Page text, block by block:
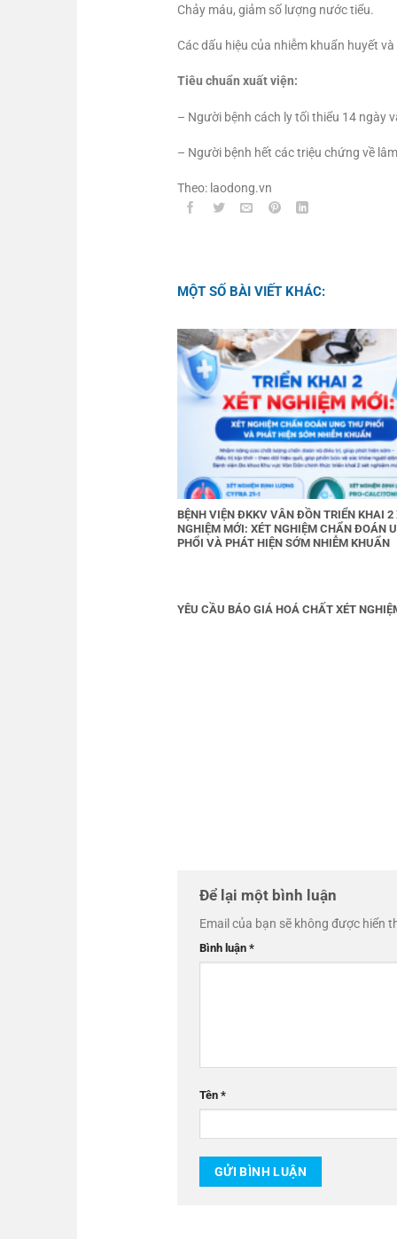
Chảy máu, giảm số lượng nước tiểu.
Các dấu hiệu của nhiễm khuẩn huyết
Tiêu chuẩn xuất viện:
– Người bệnh cách ly tối thiểu 14 ngày
– Người bệnh hết các triệu chứng về
Theo: laodong.vn
MỘT SỐ BÀI VIẾT KHÁC:
BỆNH VIỆN ĐKKV VÂN ĐỒN TRIỂN KHAI 2
NGHIỆM MỚI: XÉT NGHIỆM CHẨN ĐOÁN
PHỔI VÀ PHÁT HIỆN SỚM NHIỄM KHUẨN
YÊU CẦU BÁO GIÁ HOÁ CHẤT XÉT
Để lại một bình luận
Email của bạn sẽ không được hiển
Bình luận *
Tên *